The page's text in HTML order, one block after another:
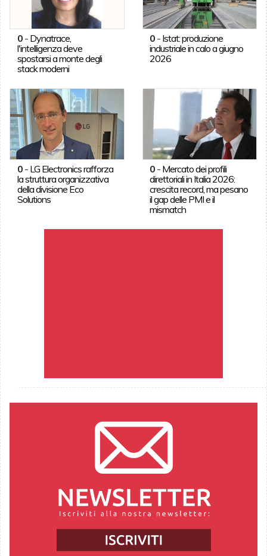
0- Dynatrace,
l'intelligenza deve
spostarsi a monte degli
stack moderni
0 - Istat: produzione
industriale in calo a giugno
2026
0- LG Electronics rafforza
la struttura organizzativa
della divisione Eco
Solutions
0 - Mercato dei profili
direttoriali in Italia 2026:
crescita record, ma pesano
il gap delle PMI e il
mismatch